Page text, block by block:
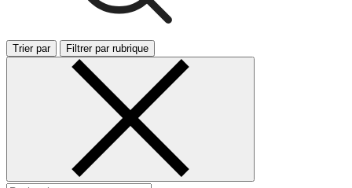
Trier par Filtrer par rubrique